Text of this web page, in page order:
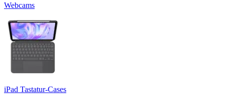
Webcams
iPad Tastatur-Cases